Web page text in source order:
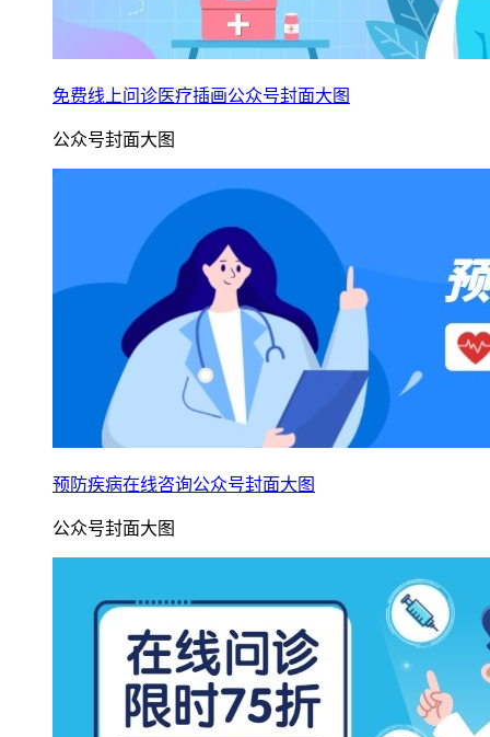
免费线上问诊医疗插画公众号封面大图
公众号封面大图
预防疾病在线咨询公众号封面大图
公众号封面大图